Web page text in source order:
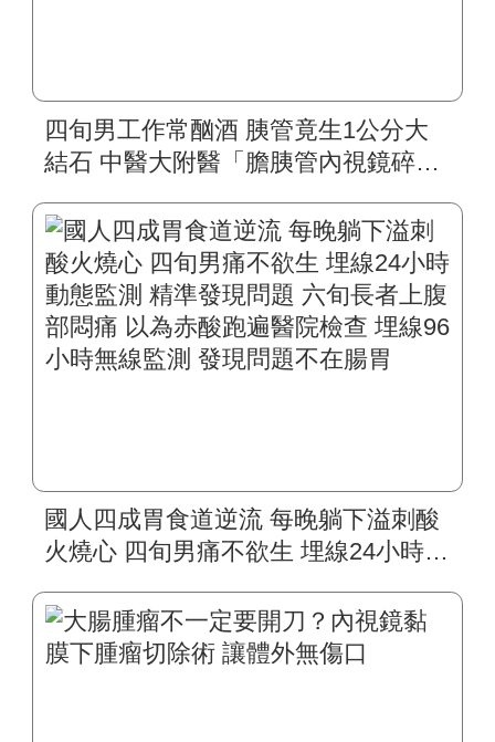
四旬男工作常酗酒 胰管竟生1公分大
結石 中醫大附醫「膽胰管內視鏡碎
副作用 戒酒重拾健康人生
國人四成胃食道逆流 每晚躺下溢刺酸
火燒心 四旬男痛不欲生 埋線24小時動
悶痛 以為赤酸跑遍醫院檢查 埋線96小
時無線監測 發現問題不在腸胃